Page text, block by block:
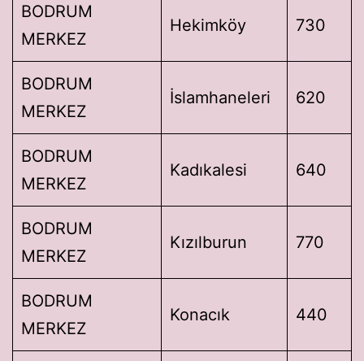
BODRUM
MERKEZ
Hekimköy 730
BODRUM
MERKEZ
İslamhaneleri 620
BODRUM
MERKEZ
Kadıkalesi 640
BODRUM
MERKEZ
Kızılburun 770
BODRUM
MERKEZ
Konacık 440